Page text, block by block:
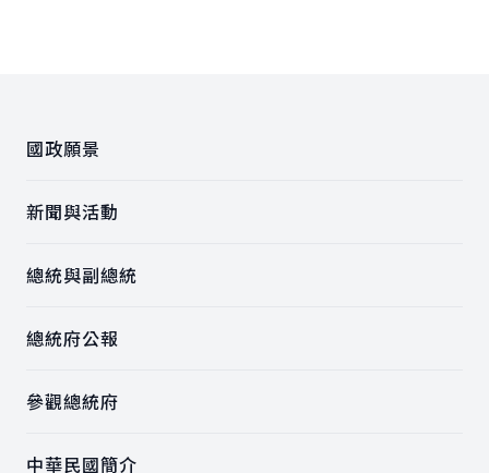
國政願景
新聞與活動
總統與副總統
總統府公報
參觀總統府
中華民國簡介